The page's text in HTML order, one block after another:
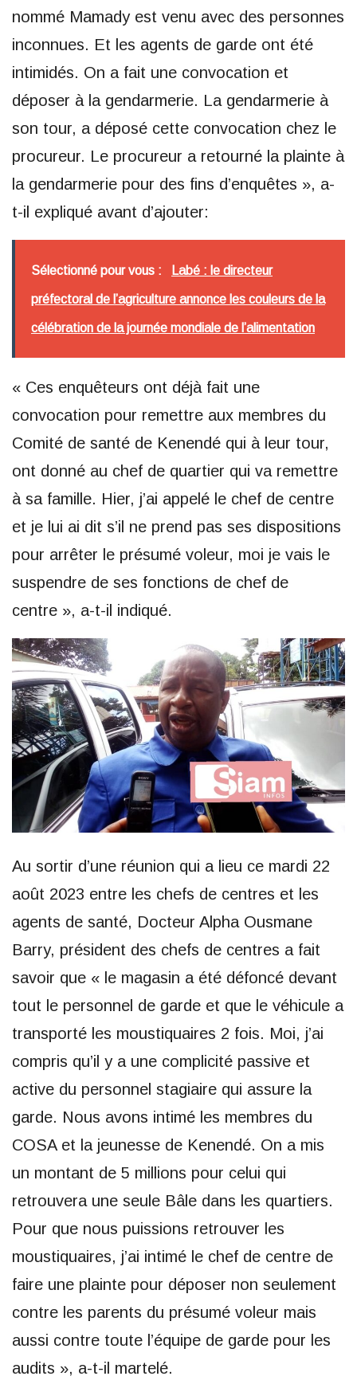
nommé Mamady est venu avec des personnes
inconnues. Et les agents de garde ont été
intimidés. On a fait une convocation et
déposer à la gendarmerie. La gendarmerie à
son tour, a déposé cette convocation chez le
procureur. Le procureur a retourné la plainte à
la gendarmerie pour des fins d’enquêtes », a-
t-il expliqué avant d’ajouter:
Sélectionné pour vous : Labé : le directeur
préfectoral de l’agriculture annonce les couleurs de la
célébration de la journée mondiale de l’alimentation
« Ces enquêteurs ont déjà fait une
convocation pour remettre aux membres du
Comité de santé de Kenendé qui à leur tour,
ont donné au chef de quartier qui va remettre
à sa famille. Hier, j’ai appelé le chef de centre
et je lui ai dit s’il ne prend pas ses dispositions
pour arrêter le présumé voleur, moi je vais le
suspendre de ses fonctions de chef de
centre », a-t-il indiqué.
Au sortir d’une réunion qui a lieu ce mardi 22
août 2023 entre les chefs de centres et les
agents de santé, Docteur Alpha Ousmane
Barry, président des chefs de centres a fait
savoir que « le magasin a été défoncé devant
tout le personnel de garde et que le véhicule a
transporté les moustiquaires 2 fois. Moi, j’ai
compris qu’il y a une complicité passive et
active du personnel stagiaire qui assure la
garde. Nous avons intimé les membres du
COSA et la jeunesse de Kenendé. On a mis
un montant de 5 millions pour celui qui
retrouvera une seule Bâle dans les quartiers.
Pour que nous puissions retrouver les
moustiquaires, j’ai intimé le chef de centre de
faire une plainte pour déposer non seulement
contre les parents du présumé voleur mais
aussi contre toute l’équipe de garde pour les
audits », a-t-il martelé.